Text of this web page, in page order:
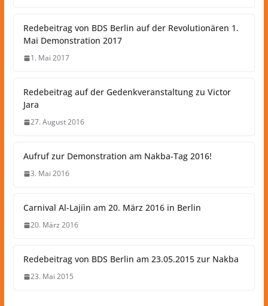
Redebeitrag von BDS Berlin auf der Revolutionären 1.
Mai Demonstration 2017
1. Mai 2017
Redebeitrag auf der Gedenkveranstaltung zu Victor
Jara
27. August 2016
Aufruf zur Demonstration am Nakba-Tag 2016!
3. Mai 2016
Carnival Al-Lajiìn am 20. März 2016 in Berlin
20. März 2016
Redebeitrag von BDS Berlin am 23.05.2015 zur Nakba
23. Mai 2015